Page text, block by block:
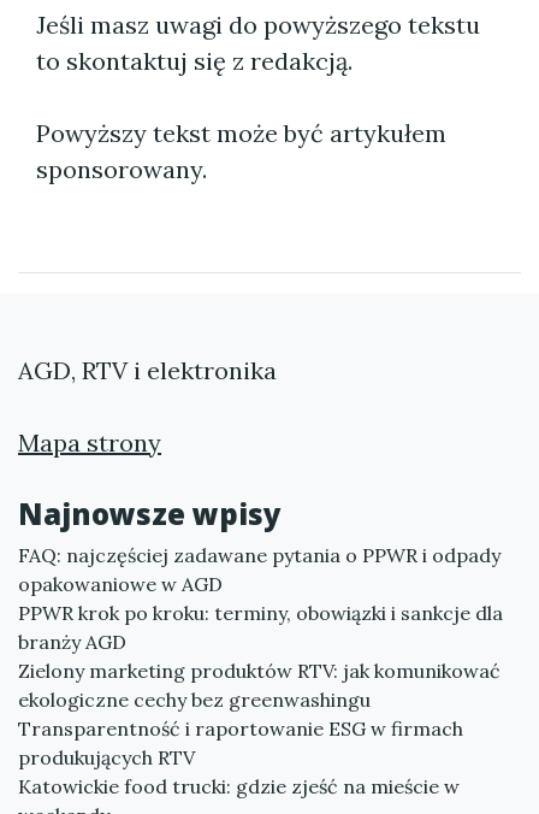
Jeśli masz uwagi do powyższego tekstu
to skontaktuj się z redakcją.
Powyższy tekst może być artykułem
sponsorowany.
AGD, RTV i elektronika
Mapa strony
Najnowsze wpisy
FAQ: najczęściej zadawane pytania o PPWR i odpady
opakowaniowe w AGD
PPWR krok po kroku: terminy, obowiązki i sankcje dla
branży AGD
Zielony marketing produktów RTV: jak komunikować
ekologiczne cechy bez greenwashingu
Transparentność i raportowanie ESG w firmach
produkujących RTV
Katowickie food trucki: gdzie zjeść na mieście w